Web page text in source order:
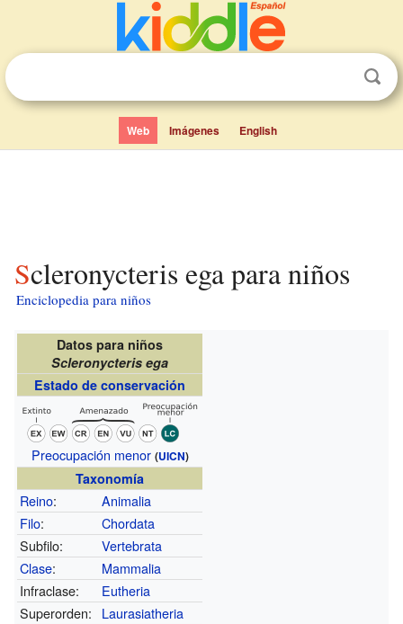
Web Imágenes English
Scleronycteris ega para niños
Enciclopedia para niños
Datos para niños
Scleronycteris ega
Estado de conservación
Preocupación menor (UICN)
Taxonomía
Reino:
Animalia
Filo:
Chordata
Subfilo:
Vertebrata
Clase:
Mammalia
Infraclase:
Eutheria
Superorden:
Laurasiatheria